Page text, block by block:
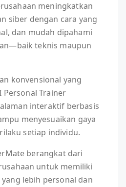
meningkatkan
siber dengan cara yang
dan mudah dipahami
teknis maupun
konvensional yang
Personal Trainer
interaktif berbasis
menyesuaikan gaya
setiap individu.
berangkat dari
untuk memiliki
lebih personal dan